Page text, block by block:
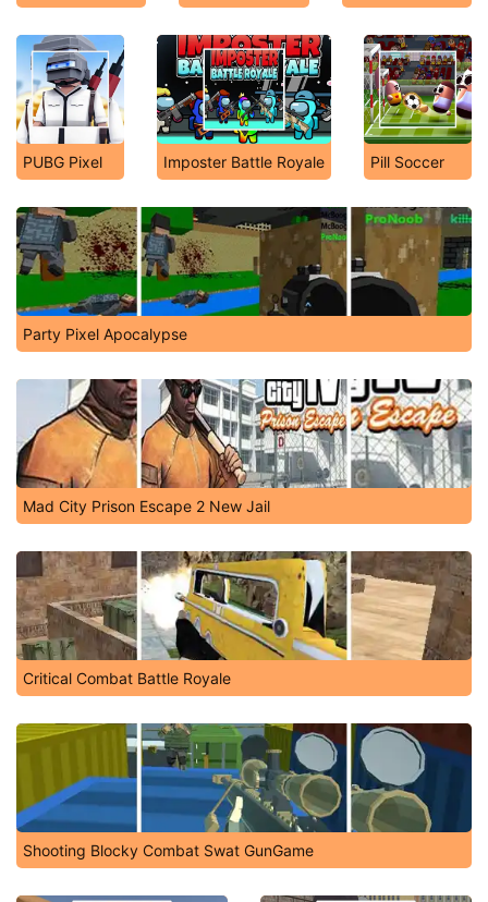
PUBG Pixel Imposter Battle Royale Pill Soccer
Party Pixel Apocalypse
Mad City Prison Escape 2 New Jail
Critical Combat Battle Royale
Shooting Blocky Combat Swat GunGame